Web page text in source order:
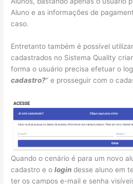
Aluno e as informações de
caso.
Entretanto também é possível
cadastrados no Sistema Quality
forma o usuário precisa efetuar o
cadastro?” e prosseguir com o
Quando o cenário é para um novo
cadastro e ologindesse aluno em
ter os campos e-mail e senha